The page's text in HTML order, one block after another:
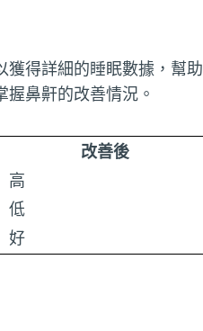
獲得詳細的睡眠數據，幫助
鼻鼾的改善情況。
改善後
高
低
好